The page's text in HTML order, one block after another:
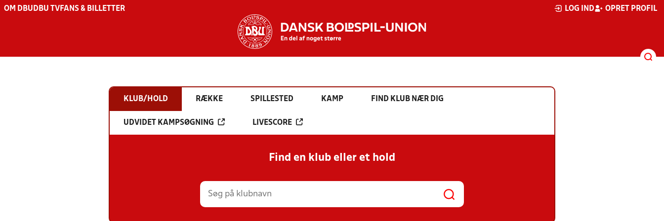
OM DBU DBU TV FANS & BILLETTER LOG IND OPRET PROFIL
KLUB/HOLD RÆKKE SPILLESTED KAMP FIND KLUB NÆR DIG
UDVIDET KAMPSØGNING LIVESCORE
Find en klub eller et hold